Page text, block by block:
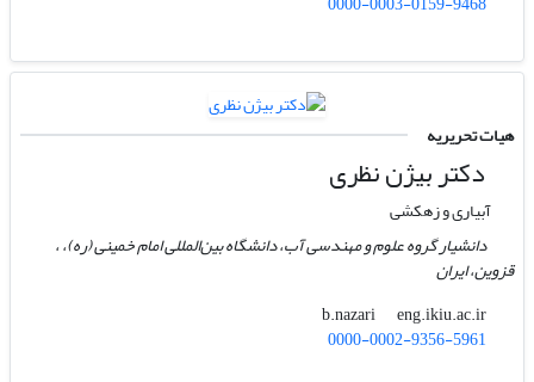
هیات تحریریه
دکتر بیژن نظری
آبیاری و زهکشی
دانشیار گروه علوم و مهندسی آب، دانشگاه بین‌المللی امام خمینی (ره)، ،
قزوین، ایران
b.nazari
eng.ikiu.ac.ir
0000-0002-9356-5961